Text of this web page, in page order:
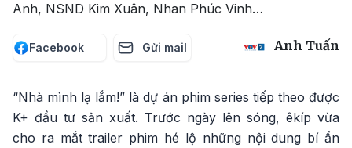
Anh, NSND Kim Xuân, Nhan Phúc Vinh…
Facebook Gửi mail Anh Tuấn
“Nhà mình lạ lắm!” là dự án phim series tiếp theo được
K+ đầu tư sản xuất. Trước ngày lên sóng, êkíp vừa
cho ra mắt trailer phim hé lộ những nội dung bí ẩn